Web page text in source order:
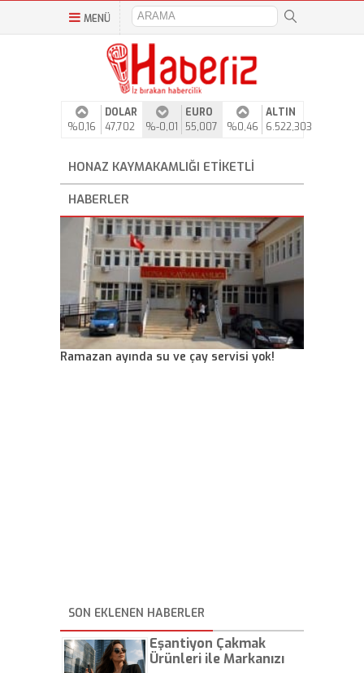
MENÜ
%0,16
DOLAR
47,702
%-0,01
EURO
55,007
%0,46
ALTIN
6.522,303
HONAZ KAYMAKAMLIĞI ETIKETLI
HABERLER
Ramazan ayında su ve çay servisi yok!
SON EKLENEN HABERLER
Eşantiyon Çakmak
Ürünleri ile Markanızı